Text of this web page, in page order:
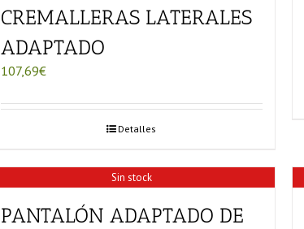
CREMALLERAS LATERALES
ADAPTADO
107,69€
Detalles
Sin stock
PANTALÓN ADAPTADO DE